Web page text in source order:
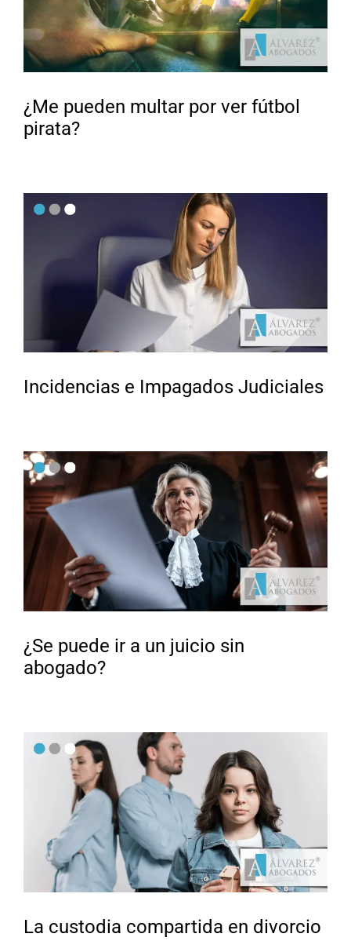
¿Me pueden multar por ver fútbol
pirata?
Incidencias e Impagados Judiciales
¿Se puede ir a un juicio sin
abogado?
La custodia compartida en divorcio